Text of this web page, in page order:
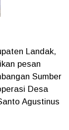
Landak,
pesan
Sumber
Desa
Agustinus